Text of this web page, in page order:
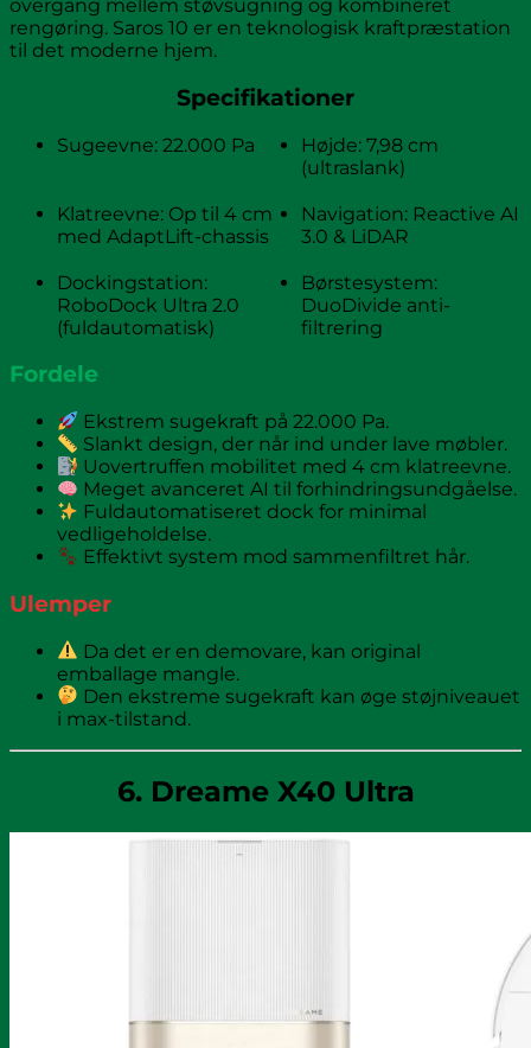
overgang mellem støvsugning og kombineret
rengøring. Saros 10 er en teknologisk kraftpræstation
til det moderne hjem.
Specifikationer
Sugeevne: 22.000 Pa
Højde: 7,98 cm
(ultraslank)
Klatreevne: Op til 4 cm
med AdaptLift-chassis
Navigation: Reactive AI
3.0 & LiDAR
Dockingstation:
RoboDock Ultra 2.0
(fuldautomatisk)
Børstesystem:
DuoDivide anti-
filtrering
Fordele
Ekstrem sugekraft på 22.000 Pa.
Slankt design, der når ind under lave møbler.
Uovertruffen mobilitet med 4 cm klatreevne.
Meget avanceret AI til forhindringsundgåelse.
Fuldautomatiseret dock for minimal
vedligeholdelse.
Effektivt system mod sammenfiltret hår.
Ulemper
Da det er en demovare, kan original
emballage mangle.
Den ekstreme sugekraft kan øge støjniveauet
i max-tilstand.
6. Dreame X40 Ultra